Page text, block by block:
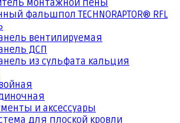
монтажной пены
фальшпол TECHNORAPTOR® RFL
вентилируемая
ДСП
из сульфата кальция
и аксессуары
для плоской кровли